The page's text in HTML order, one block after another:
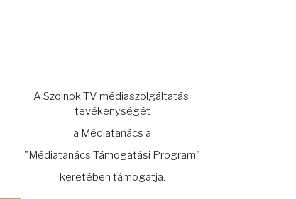
A Szolnok TV médiaszolgáltatási
tevékenységét
a Médiatanács a
"Médiatanács Támogatási Program"
keretében támogatja.